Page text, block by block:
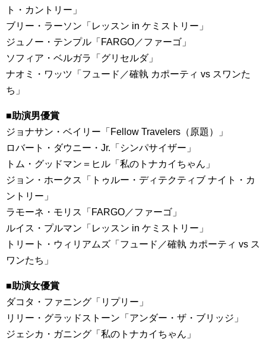
ト・カントリー」
ブリー・ラーソン「レッスン in ケミストリー」
ジュノー・テンプル「FARGO／ファーゴ」
ソフィア・ベルガラ「グリセルダ」
ナオミ・ワッツ「フュード／確執 カポーティ vs スワンた
ち」
■助演男優賞
ジョナサン・ベイリー「Fellow Travelers（原題）」
ロバート・ダウニー・Jr.「シンパサイザー」
トム・グッドマン＝ヒル「私のトナカイちゃん」
ジョン・ホークス「トゥルー・ディテクティブ ナイト・カ
ントリー」
ラモーネ・モリス「FARGO／ファーゴ」
ルイス・プルマン「レッスン in ケミストリー」
トリート・ウィリアムズ「フュード／確執 カポーティ vs ス
ワンたち」
■助演女優賞
ダコタ・ファニング「リプリー」
リリー・グラッドストーン「アンダー・ザ・ブリッジ」
ジェシカ・ガニング「私のトナカイちゃん」